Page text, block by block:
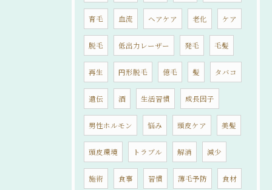
育毛 血流 ヘアケア 老化 ケア
脱毛 低出力レーザー 発毛 毛髪
再生 円形脱毛 億毛 髪 タバコ
遺伝 酒 生活習慣 成長因子
男性ホルモン 悩み 頭皮ケア 美髪
頭皮環境 トラブル 解消 減少
施術 食事 習慣 薄毛予防 食材